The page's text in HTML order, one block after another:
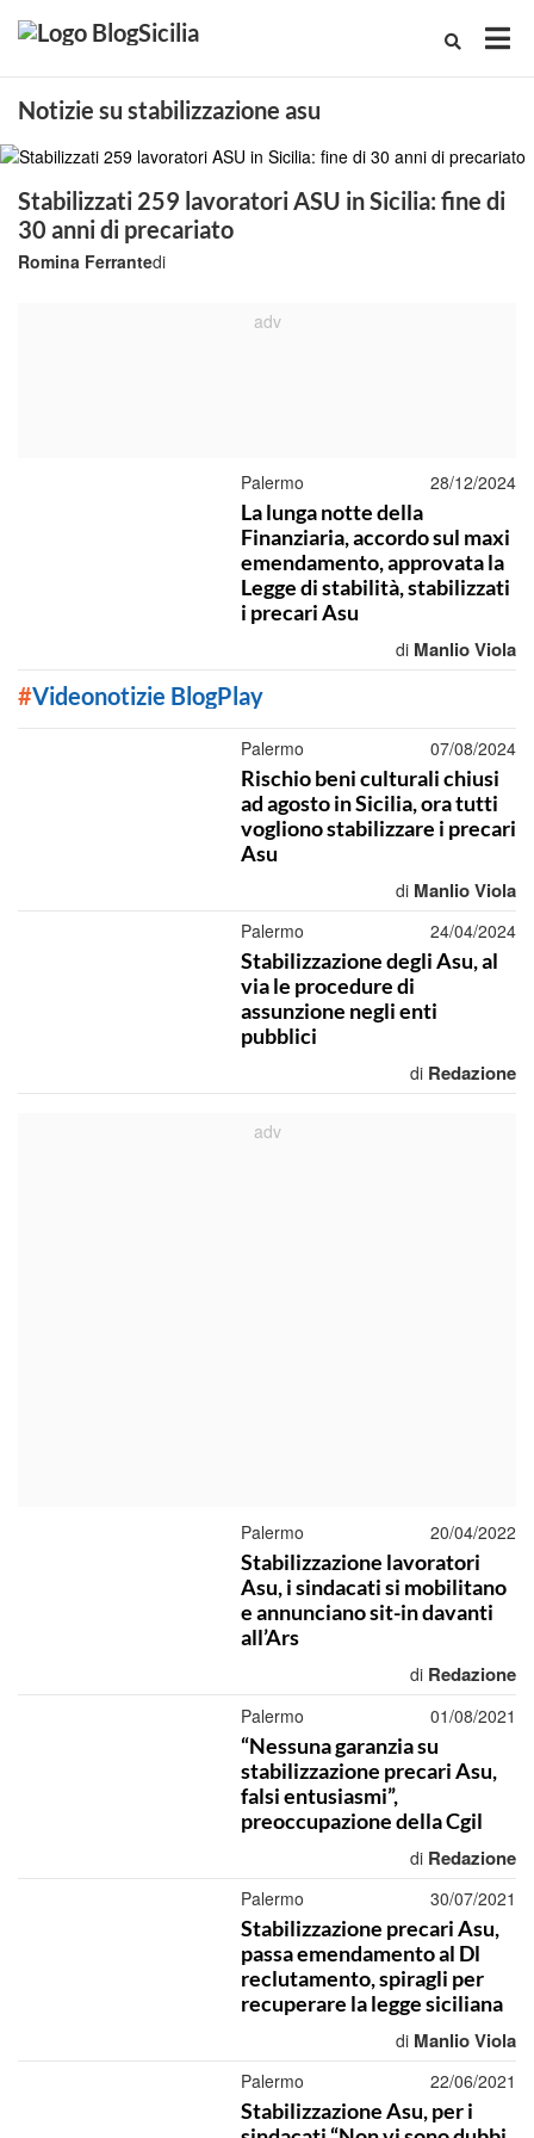
Notizie su stabilizzazione asu
Stabilizzati 259 lavoratori ASU in Sicilia: fine di
30 anni di precariato
di
Romina Ferrante
Palermo 28/12/2024
La lunga notte della
Finanziaria, accordo sul maxi
emendamento, approvata la
Legge di stabilità, stabilizzati
i precari Asu
di Manlio Viola
#Videonotizie BlogPlay
Palermo 07/08/2024
Rischio beni culturali chiusi
ad agosto in Sicilia, ora tutti
vogliono stabilizzare i precari
Asu
di Manlio Viola
Palermo 24/04/2024
Stabilizzazione degli Asu, al
via le procedure di
assunzione negli enti
pubblici
di Redazione
Palermo 20/04/2022
Stabilizzazione lavoratori
Asu, i sindacati si mobilitano
e annunciano sit-in davanti
all’Ars
di Redazione
Palermo 01/08/2021
“Nessuna garanzia su
stabilizzazione precari Asu,
falsi entusiasmi”,
preoccupazione della Cgil
di Redazione
Palermo 30/07/2021
Stabilizzazione precari Asu,
passa emendamento al Dl
reclutamento, spiragli per
recuperare la legge siciliana
di Manlio Viola
Palermo 22/06/2021
Stabilizzazione Asu, per i